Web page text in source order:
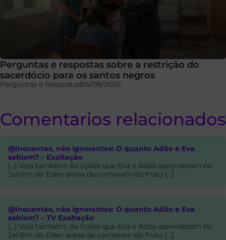
Perguntas e respostas sobre a restrição do
sacerdócio para os santos negros
Perguntas e Respostas05/08/2026
Comentarios relacionados
@Inocentes, não ignorantes: O quanto Adão e Eva
sabiam? – Exaltação
[…] Veja também: As lições que Eva e Adão aprenderam no
Jardim do Éden antes de comerem do fruto […]
@Inocentes, não ignorantes: O quanto Adão e Eva
sabiam? – TV Exaltação
[…] Veja também: As lições que Eva e Adão aprenderam no
Jardim do Éden antes de comerem do fruto […]